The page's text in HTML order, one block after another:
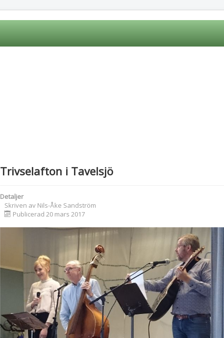
Trivselafton i Tavelsjö
Detaljer
Skriven av Nils-Åke Sandström
Publicerad 20 mars 2017